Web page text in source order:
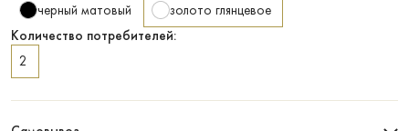
черный матовый
золото глянцевое
Количество потребителей:
2